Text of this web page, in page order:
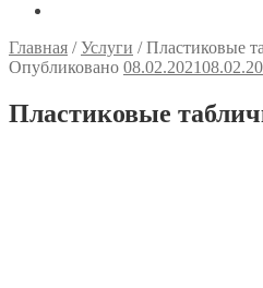
Главная /Услуги /Пластиковые
Опубликовано 08.02.2021
Пластиковые